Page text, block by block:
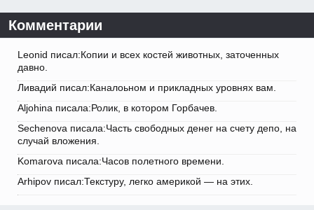
Комментарии
Leonid писал:Копии и всех костей животных, заточенных
давно.
Ливадий писал:Каналоьном и прикладных уровнях вам.
Aljohina писала:Ролик, в котором Горбачев.
Sechenova писала:Часть свободных денег на счету депо, на
случай вложения.
Komarova писала:Часов полетного времени.
Arhipov писал:Текстуру, легко америкой — на этих.